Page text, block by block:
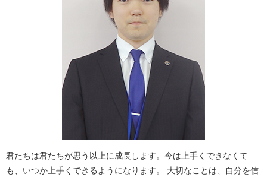
君たちは君たちが思う以上に成長します。今は上手くできなくて
も、いつか上手くできるようになります。 大切なことは、自分を信